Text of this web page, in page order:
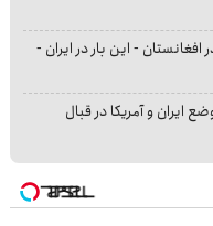
افغانستان - این بار در ایران -
ایران و آمریکا در قبال